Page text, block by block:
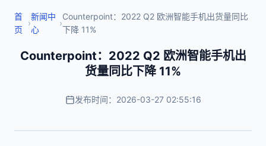
首
页
›
新闻中
心
›
Counterpoint：2022 Q2 欧洲智能手机出货量同比
下降 11%
Counterpoint：2022 Q2 欧洲智能手机出
货量同比下降 11%
发布时间：2026-03-27 02:55:16